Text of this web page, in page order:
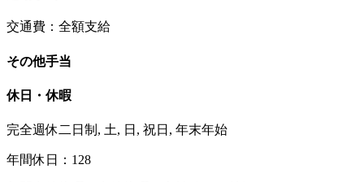
交通費：全額支給
その他手当
休日・休暇
完全週休二日制, 土, 日, 祝日, 年末年始
年間休日：128